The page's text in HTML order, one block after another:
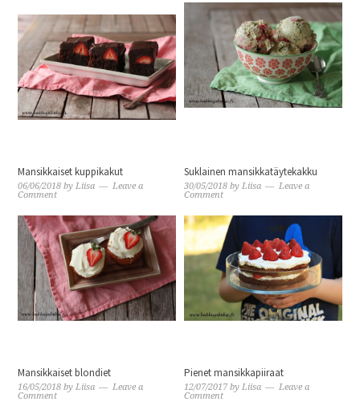
Mansikkaiset kuppikakut
06/06/2018 byLiisa
Leave a
Comment
Suklainen mansikkatäytekakku
30/05/2018 byLiisa
Leave a
Comment
Mansikkaiset blondiet
16/05/2018 byLiisa
Leave a
Comment
Pienet mansikkapiiraat
12/07/2017 byLiisa
Leave a
Comment